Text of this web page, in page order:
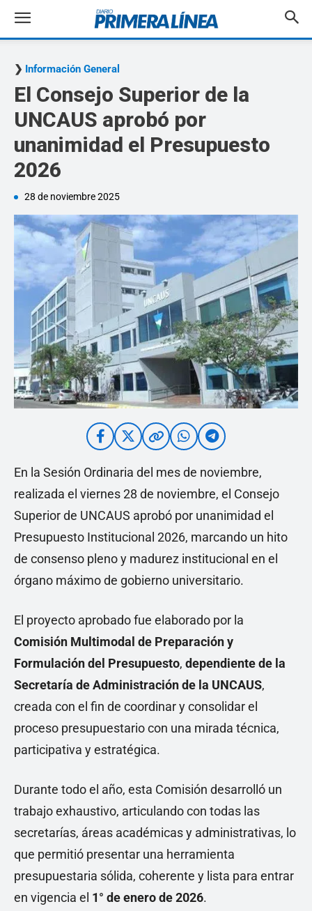
Información General
El Consejo Superior de la
UNCAUS aprobó por
unanimidad el Presupuesto
2026
28 de noviembre 2025
En la Sesión Ordinaria del mes de noviembre,
realizada el viernes 28 de noviembre, el Consejo
Superior de UNCAUS aprobó por unanimidad el
Presupuesto Institucional 2026, marcando un hito
de consenso pleno y madurez institucional en el
órgano máximo de gobierno universitario.
El proyecto aprobado fue elaborado por la
Comisión Multimodal de Preparación y
Formulación del Presupuesto, dependiente de la
Secretaría de Administración de la UNCAUS,
creada con el fin de coordinar y consolidar el
proceso presupuestario con una mirada técnica,
participativa y estratégica.
Durante todo el año, esta Comisión desarrolló un
trabajo exhaustivo, articulando con todas las
secretarías, áreas académicas y administrativas, lo
que permitió presentar una herramienta
presupuestaria sólida, coherente y lista para entrar
en vigencia el 1° de enero de 2026.